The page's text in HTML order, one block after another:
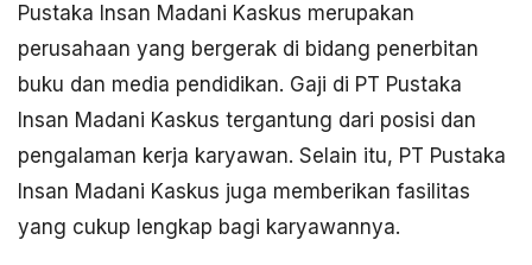
Pustaka Insan Madani Kaskus merupakan
perusahaan yang bergerak di bidang penerbitan
buku dan media pendidikan. Gaji di PT Pustaka
Insan Madani Kaskus tergantung dari posisi dan
pengalaman kerja karyawan. Selain itu, PT Pustaka
Insan Madani Kaskus juga memberikan fasilitas
yang cukup lengkap bagi karyawannya.